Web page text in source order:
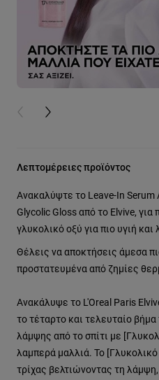
PREVIOUS CARD
NEXT CARD
Λεπτομέρειες προϊόντος
Aνακαλύψτε το Leave-In
Glycolic Gloss από το Elvive,
γλυκολικό οξύ για πιο υγιή
Θέλεις να αποκτήσεις άμεσα
προστατευμένα από ζημίες
Ανακάλυψε το L'Oreal Paris
το τέταρτο και τελευταίο
λάμψης από το σπίτι με
λαμπερά μαλλιά. Το [Γλυκολικό
τρίχας βελτιώνοντας τη